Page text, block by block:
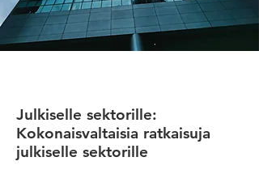
Julkiselle sektorille:
Kokonaisvaltaisia ​​ratkaisuja
julkiselle sektorille